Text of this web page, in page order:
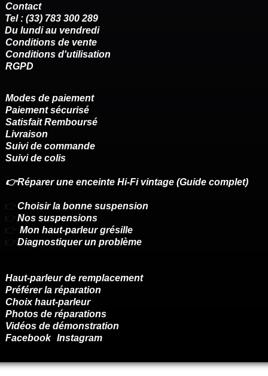
Contact
Tel : (33) 783 300 289
Du lundi au vendredi
Conditions de vente
Conditions d'utilisation
RGPD
Modes de paiement
Paiement sécurisé
Satisfait Remboursé
Livraison
Suivi de commande
Suivi de colis
👉Réparer une enceinte Hi-Fi vintage (Guide complet)
👉 Choisir la bonne suspension
👉 Nos suspensions
👉 Mon haut-parleur grésille
👉 Diagnostiquer un problème
Haut-parleur de remplacement
Préférer la réparation
Choix haut-parleur
Photos de réparations
Vidéos de démonstration
Facebook Instagram